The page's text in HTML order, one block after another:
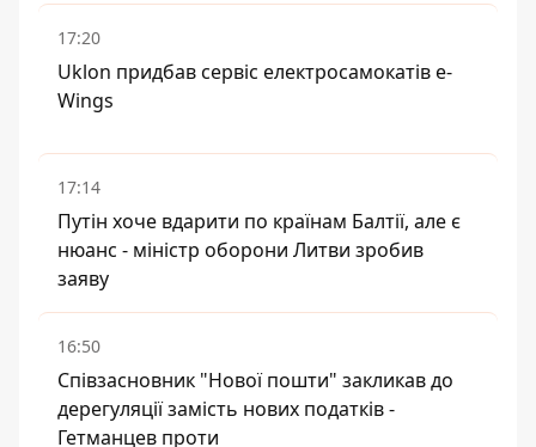
17:20
Uklon придбав сервіс електросамокатів e-
Wings
17:14
Путін хоче вдарити по країнам Балтії, але є
нюанс - міністр оборони Литви зробив
заяву
16:50
Співзасновник "Нової пошти" закликав до
дерегуляції замість нових податків -
Гетманцев проти